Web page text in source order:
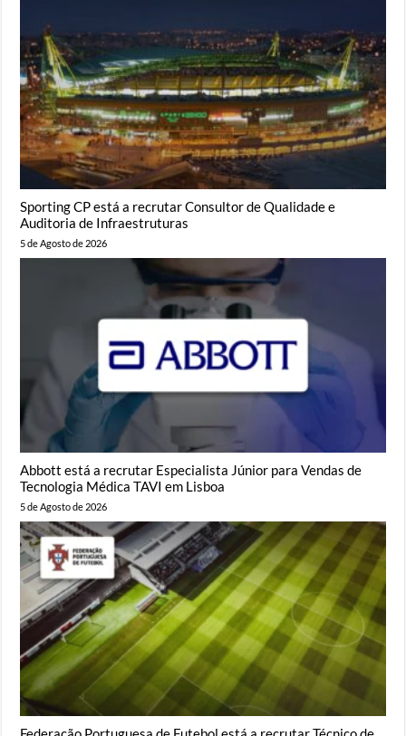
Sporting CP está a recrutar Consultor de Qualidade e
Auditoria de Infraestruturas
5 de Agosto de 2026
Abbott está a recrutar Especialista Júnior para Vendas de
Tecnologia Médica TAVI em Lisboa
5 de Agosto de 2026